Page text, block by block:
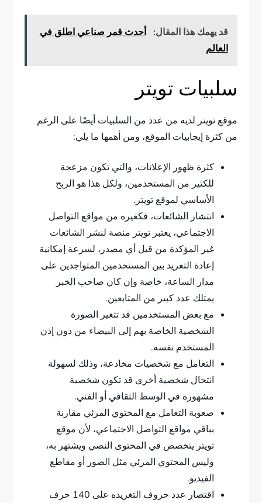
قد يهمك هذا المقال:
أحدث قمر صناعي اطلق في
العالم
سلبيات تويتر
موقع تويتر لديه من عدد من السلبيات أيضًا على الرغم
من كثرة إيجابيات الموقع، ومن أهمها ما يلي:
كثرة ظهور الإعلانات، والتي تكون مزعجة
للكثير من المستخدمين، ولكل هذا هو الربح
الأساسي لموقع تويتر.
انتشار الشائعات، فكغيره من مواقع التواصل
الاجتماعي، يعتبر تويتر منصة لنشر الشائعات
غير المؤكدة من قبل أي مصدر، لسرعة إمكانية
إعادة التغريد بين المستخدمين المتواجدين على
مدار الساعة، خاصة وإن كان صاحب الخبر
يمتلك عدد كبير من المتابعين.
مع بعض المستخدمين قد تتغير الصورة
الشخصية الخاصة بهم إلى البيضاء من دون إذن
المستخدم نفسه.
التعامل مع شخصيات مخادعة، وذلك لسهولة
انتحال شخصية أخرى قد تكون شخصية
مشهورة في الوسط الثقافي أو الفني.
صعوبة التعامل مع المحتوي المرئي مقارنة
بباقي مواقع التواصل الاجتماعي، لأن موقع
تويتر يتخصص في المحتوى النصي ويشتهر به،
وليس المحتوي المرئي مثل الصور أو مقاطع
الفيديو.
اقتصار عدد حروف التغريده على 140 حرف